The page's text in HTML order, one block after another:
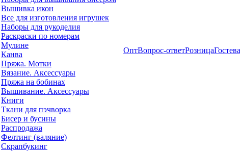
Вышивка икон
Все для изготовления игрушек
Наборы для рукоделия
Раскраски по номерам
Мулине
Канва
Пряжа. Мотки
Вязание. Аксессуары
Пряжа на бобинах
Вышивание. Аксессуары
Книги
Ткани для пэчворка
Бисер и бусины
Распродажа
Фелтинг (валяние)
Скрапбукинг
ОптВопрос-ответРозница